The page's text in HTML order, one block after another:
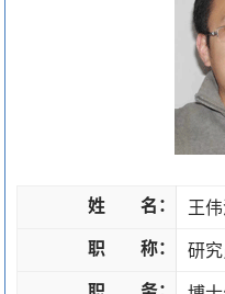
姓 名：
王
职 称：
研